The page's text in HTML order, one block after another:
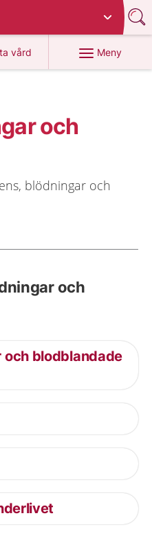
vård
1177.se
Meny
och
blödningar och
och
och blodblandade